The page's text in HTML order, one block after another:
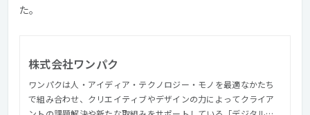
た。
株式会社ワンパク
ワンパクは人・アイディア・テクノロジー・モノを最適なかたち
で組み合わせ、クリエイティブやデザインの力によってクライア